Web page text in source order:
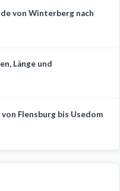
von Winterberg nach
Länge und
Flensburg bis Usedom